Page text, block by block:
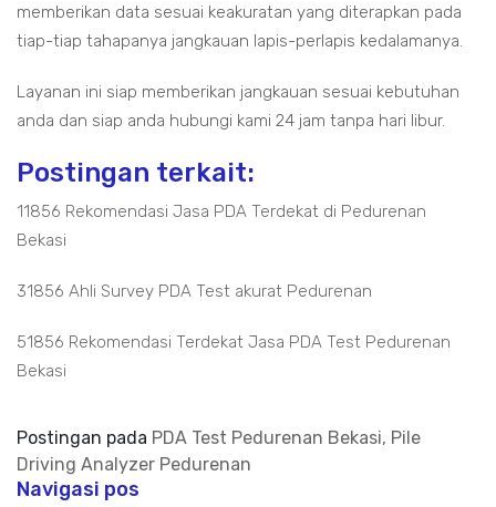
memberikan data sesuai keakuratan yang diterapkan pada
tiap-tiap tahapanya jangkauan lapis-perlapis kedalamanya.
Layanan ini siap memberikan jangkauan sesuai kebutuhan
anda dan siap anda hubungi kami 24 jam tanpa hari libur.
Postingan terkait:
11856 Rekomendasi Jasa PDA Terdekat di Pedurenan
Bekasi
31856 Ahli Survey PDA Test akurat Pedurenan
51856 Rekomendasi Terdekat Jasa PDA Test Pedurenan
Bekasi
Postingan pada PDA Test Pedurenan Bekasi, Pile
Driving Analyzer Pedurenan
Navigasi pos